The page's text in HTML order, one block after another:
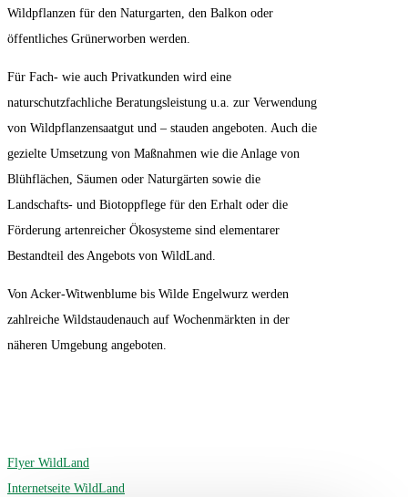
Wildpflanzen für den Naturgarten, den Balkon oder
öffentliches Grünerworben werden.
Für Fach- wie auch Privatkunden wird eine
naturschutzfachliche Beratungsleistung u.a. zur Verwendung
von Wildpflanzensaatgut und – stauden angeboten. Auch die
gezielte Umsetzung von Maßnahmen wie die Anlage von
Blühflächen, Säumen oder Naturgärten sowie die
Landschafts- und Biotoppflege für den Erhalt oder die
Förderung artenreicher Ökosysteme sind elementarer
Bestandteil des Angebots von WildLand.
Von Acker-Witwenblume bis Wilde Engelwurz werden
zahlreiche Wildstaudenauch auf Wochenmärkten in der
näheren Umgebung angeboten.
Flyer WildLand
Internetseite WildLand